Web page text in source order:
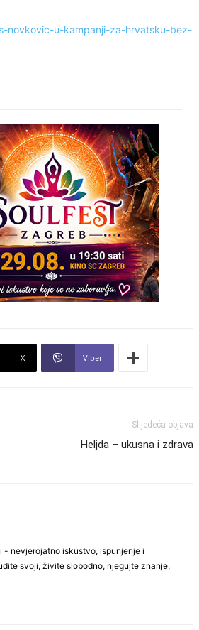
novkovic-u-kampanji-za-hrvatsku-bez-
X Viber
Slijedeća objava
Heljda – ukusna i zdrava
- nevjerojatno iskustvo, ispunjenje i
svoji, živite slobodno, njegujte znanje,